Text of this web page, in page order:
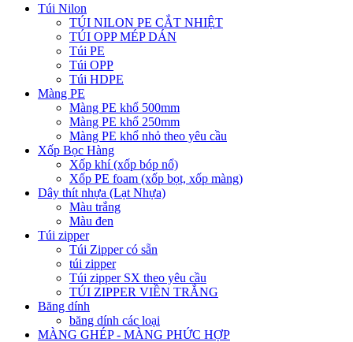
Túi Nilon
TÚI NILON PE CẮT NHIỆT
TÚI OPP MÉP DÁN
Túi PE
Túi OPP
Túi HDPE
Màng PE
Màng PE khổ 500mm
Màng PE khổ 250mm
Màng PE khổ nhỏ theo yêu cầu
Xốp Bọc Hàng
Xốp khí (xốp bóp nổ)
Xốp PE foam (xốp bọt, xốp màng)
Dây thít nhựa (Lạt Nhựa)
Màu trắng
Màu đen
Túi zipper
Túi Zipper có sẵn
túi zipper
Túi zipper SX theo yêu cầu
TÚI ZIPPER VIỀN TRẮNG
Băng dính
băng dính các loại
MÀNG GHÉP - MÀNG PHỨC HỢP